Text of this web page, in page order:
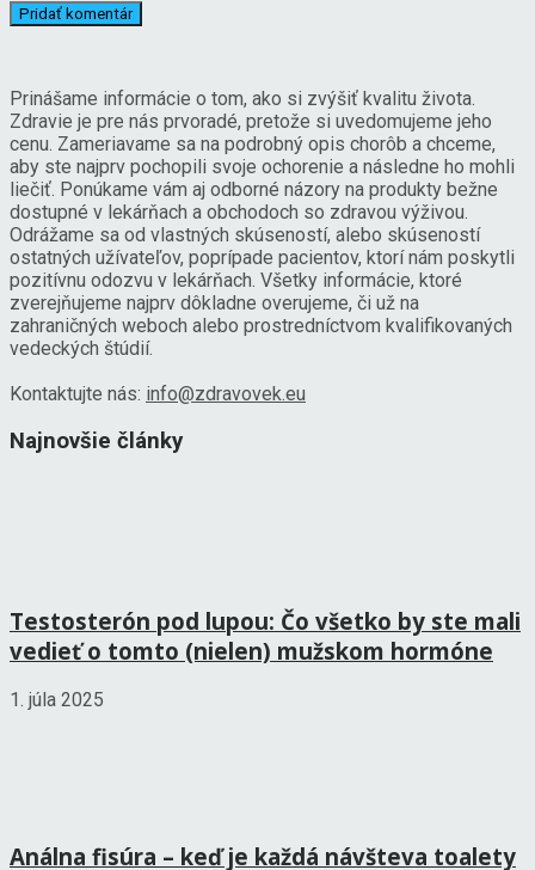
Prinášame informácie o tom, ako si zvýšiť kvalitu života.
Zdravie je pre nás prvoradé, pretože si uvedomujeme jeho
cenu. Zameriavame sa na podrobný opis chorôb a chceme,
aby ste najprv pochopili svoje ochorenie a následne ho mohli
liečiť. Ponúkame vám aj odborné názory na produkty bežne
dostupné v lekárňach a obchodoch so zdravou výživou.
Odrážame sa od vlastných skúseností, alebo skúseností
ostatných užívateľov, poprípade pacientov, ktorí nám poskytli
pozitívnu odozvu v lekárňach. Všetky informácie, ktoré
zverejňujeme najprv dôkladne overujeme, či už na
zahraničných weboch alebo prostredníctvom kvalifikovaných
vedeckých štúdií.
Kontaktujte nás: info@zdravovek.eu
Najnovšie články
Testosterón pod lupou: Čo všetko by ste mali
vedieť o tomto (nielen) mužskom hormóne
1. júla 2025
Análna fisúra – keď je každá návšteva toalety